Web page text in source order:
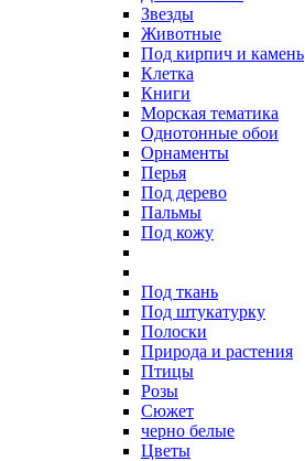
Звезды
Животные
Под кирпич и камень
Клетка
Книги
Морская тематика
Однотонные обои
Орнаменты
Перья
Под дерево
Пальмы
Под кожу
Под ткань
Под штукатурку
Полоски
Природа и растения
Птицы
Розы
Сюжет
черно белые
Цветы